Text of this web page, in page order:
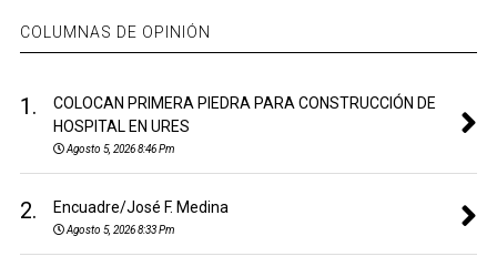
COLUMNAS DE OPINIÓN
1.
COLOCAN PRIMERA PIEDRA PARA CONSTRUCCIÓN DE
HOSPITAL EN URES
Agosto 5, 2026 8:46 Pm
2. Encuadre/José F. Medina
Agosto 5, 2026 8:33 Pm